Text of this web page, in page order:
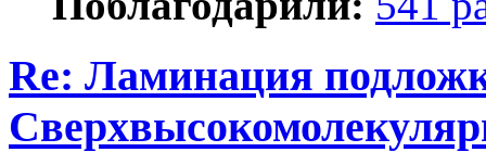
Re: Ламинация